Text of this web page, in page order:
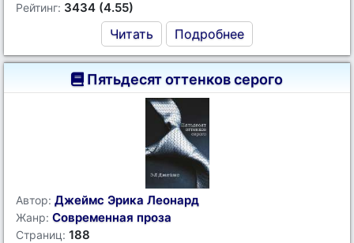
Рейтинг: 3434 (4.55)
Читать Подробнее
Пятьдесят оттенков серого
Автор: Джеймс Эрика Леонард
Жанр: Современная проза
Страниц: 188